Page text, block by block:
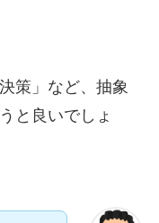
策」など、抽象
と良いでしょ